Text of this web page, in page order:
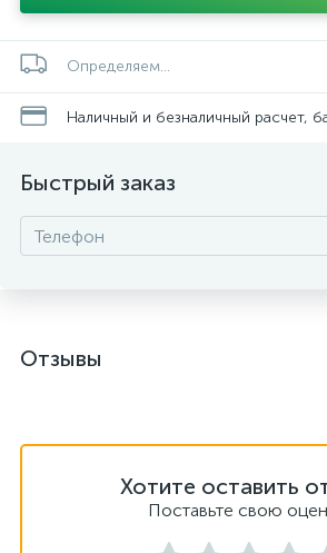
Определяем...
Наличный и безналичный расчет,
Быстрый заказ
Отзывы
Хотите оставить
Поставьте свою